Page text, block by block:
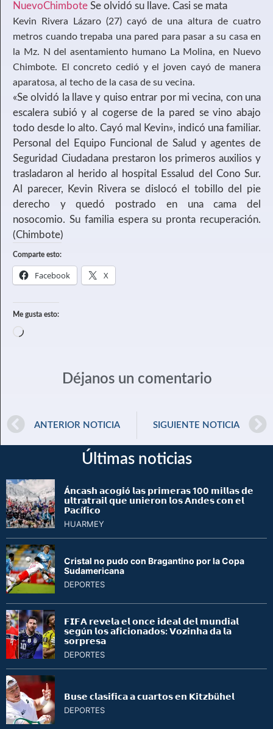
NuevoChimbote Se olvidó su llave. Casi se mata
Kevin Rivera Lázaro (27) cayó de una altura de cuatro
metros cuando trepaba una pared para pasar a su casa en
la Mz. N del asentamiento humano La Molina, en Nuevo
Chimbote. El concreto cedió y el joven cayó de manera
aparatosa, al techo de la casa de su vecina.
«Se olvidó la llave y quiso entrar por mi vecina, con una
escalera subió y al cogerse de la pared se vino abajo
todo desde lo alto. Cayó mal Kevin», indicó una familiar.
Personal del Equipo Funcional de Salud y agentes de
Seguridad Ciudadana prestaron los primeros auxilios y
trasladaron al herido al hospital Essalud del Cono Sur.
Al parecer, Kevin Rivera se dislocó el tobillo del pie
derecho y quedó postrado en una cama del
nosocomio. Su familia espera su pronta recuperación.
(Chimbote)
Comparte esto:
Facebook X
Me gusta esto:
Déjanos un comentario
ANTERIOR NOTICIA SIGUIENTE NOTICIA
Últimas noticias
Á𝗻𝗰𝗮𝘀𝗵 𝗮𝗰𝗼𝗴𝗶ó 𝗹𝗮𝘀 𝗽𝗿𝗶𝗺𝗲𝗿𝗮𝘀 100 𝗺𝗶𝗹𝗹𝗮𝘀 𝗱𝗲
𝘂𝗹𝘁𝗿𝗮𝘁𝗿𝗮𝗶𝗹 𝗾𝘂𝗲 𝘂𝗻𝗶𝗲𝗿𝗼𝗻 𝗹𝗼𝘀 𝗔𝗻𝗱𝗲𝘀 𝗰𝗼𝗻 𝗲𝗹
𝗣𝗮𝗰í𝗳𝗶𝗰𝗼
HUARMEY
Cristal no pudo con Bragantino por la Copa
Sudamericana
DEPORTES
𝗙𝗜𝗙𝗔 𝗿𝗲𝘃𝗲𝗹𝗮 𝗲𝗹 𝗼𝗻𝗰𝗲 𝗶𝗱𝗲𝗮𝗹 𝗱𝗲𝗹 𝗺𝘂𝗻𝗱𝗶𝗮𝗹
𝘀𝗲𝗴ú𝗻 𝗹𝗼𝘀 𝗮𝗳𝗶𝗰𝗶𝗼𝗻𝗮𝗱𝗼𝘀: 𝗩𝗼𝘇𝗶𝗻𝗵𝗮 𝗱𝗮 𝗹𝗮
𝘀𝗼𝗿𝗽𝗿𝗲𝘀𝗮
DEPORTES
𝗕𝘂𝘀𝗲 𝗰𝗹𝗮𝘀𝗶𝗳𝗶𝗰𝗮 𝗮 𝗰𝘂𝗮𝗿𝘁𝗼𝘀 𝗲𝗻 𝗞𝗶𝘁𝘇𝗯ü𝗵𝗲𝗹
DEPORTES